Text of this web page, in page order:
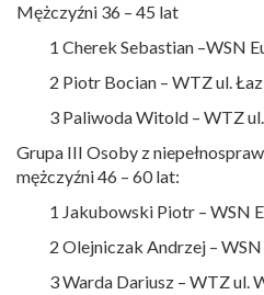
Mężczyźni 36 – 45 lat
1 Cherek Sebastian –WSN
2 Piotr Bocian – WTZ ul.
3 Paliwoda Witold – WTZ
Grupa III Osoby z
mężczyźni 46 – 60 lat:
1 Jakubowski Piotr – WSN
2 Olejniczak Andrzej –
3 Warda Dariusz – WTZ ul.